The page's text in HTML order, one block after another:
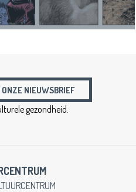
NIEUWSBRIEF
gezondheid.